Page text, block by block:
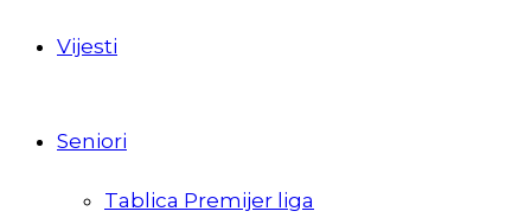
Vijesti
Seniori
Tablica Premijer liga